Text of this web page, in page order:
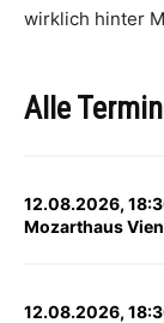
wirklich hinter
Alle
12.08.2026,
Mozarthaus
12.08.2026,